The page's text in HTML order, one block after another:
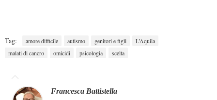
Tag: amore difficile autismo genitori e figli
L’Aquila
malati di cancro
omicidi psicologia scelta
Francesca Battistella